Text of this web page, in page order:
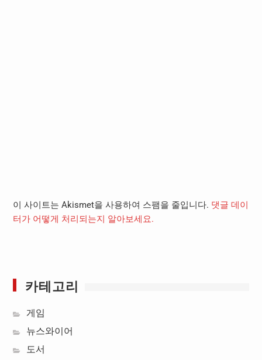
이 사이트는 Akismet을 사용하여 스팸을 줄입니다. 댓글 데이
터가 어떻게 처리되는지 알아보세요.
카테고리
게임
뉴스와이어
도서